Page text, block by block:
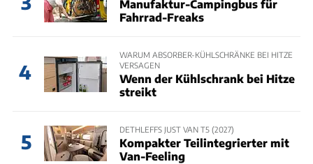
Manufaktur-Campingbus für
Fahrrad-Freaks
4
WARUM ABSORBER-KÜHLSCHRÄNKE BEI HITZE
VERSAGEN
Wenn der Kühlschrank bei Hitze
streikt
5
DETHLEFFS JUST VAN T5 (2027)
Kompakter Teilintegrierter mit
Van-Feeling